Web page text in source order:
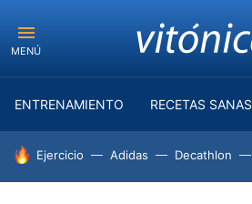
MENÚ
ENTRENAMIENTO RECETAS SANAS
HOY SE HABLA DE
Ejercicio Adidas Decathlon